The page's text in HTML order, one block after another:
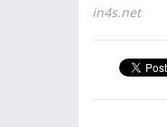
in4s.net